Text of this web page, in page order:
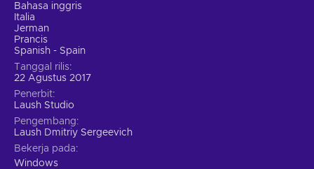
Bahasa inggris
Italia
Jerman
Prancis
Spanish - Spain
Tanggal rilis
22 Agustus 2017
Penerbit
Laush Studio
Pengembang
Laush Dmitriy Sergeevich
Bekerja pada
Windows